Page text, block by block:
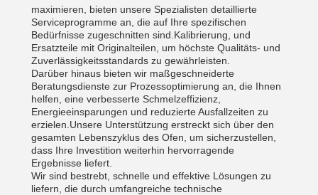
maximieren, bieten unsere Spezialisten detaillierte
Serviceprogramme an, die auf Ihre spezifischen
Bedürfnisse zugeschnitten sind.Kalibrierung, und
Ersatzteile mit Originalteilen, um höchste Qualitäts- und
Zuverlässigkeitsstandards zu gewährleisten.
Darüber hinaus bieten wir maßgeschneiderte
Beratungsdienste zur Prozessoptimierung an, die Ihnen
helfen, eine verbesserte Schmelzeffizienz,
Energieeinsparungen und reduzierte Ausfallzeiten zu
erzielen.Unsere Unterstützung erstreckt sich über den
gesamten Lebenszyklus des Ofen, um sicherzustellen,
dass Ihre Investition weiterhin hervorragende
Ergebnisse liefert.
Wir sind bestrebt, schnelle und effektive Lösungen zu
liefern, die durch umfangreiche technische